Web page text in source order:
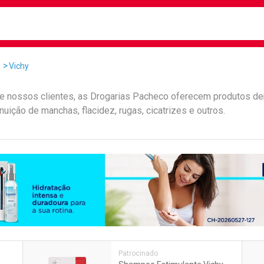
Vichy
nossos clientes, as Drogarias Pacheco oferecem produtos
de manchas, flacidez, rugas, cicatrizes e outros.
Patrocinado